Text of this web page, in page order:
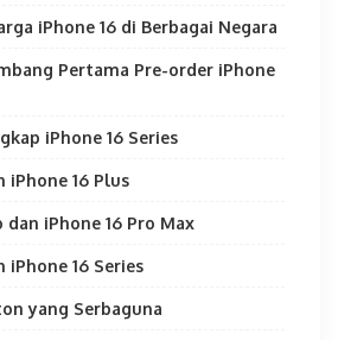
iPhone 16 di Berbagai Negara
Pertama Pre-order iPhone
iPhone 16 Series
iPhone 16 Plus
dan iPhone 16 Pro Max
16 Series
yang Serbaguna